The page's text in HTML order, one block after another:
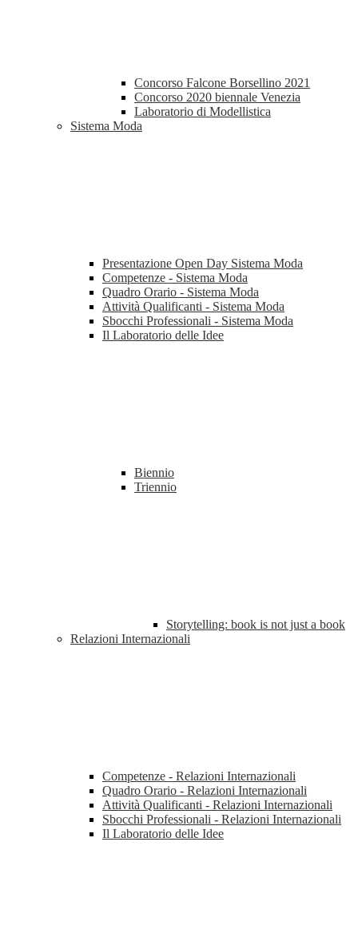
Concorso Falcone Borsellino 2021
Concorso 2020 biennale Venezia
Laboratorio di Modellistica
Sistema Moda
Presentazione Open Day Sistema Moda
Competenze - Sistema Moda
Quadro Orario - Sistema Moda
Attività Qualificanti - Sistema Moda
Sbocchi Professionali - Sistema Moda
Il Laboratorio delle Idee
Biennio
Triennio
Storytelling: book is not just a book
Relazioni Internazionali
Competenze - Relazioni Internazionali
Quadro Orario - Relazioni Internazionali
Attività Qualificanti - Relazioni Internazionali
Sbocchi Professionali - Relazioni Internazionali
Il Laboratorio delle Idee